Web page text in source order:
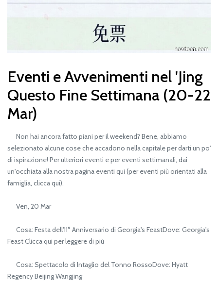
Eventi e Avvenimenti nel 'Jing
Questo Fine Settimana (20-22
Mar)
Non hai ancora fatto piani per il weekend? Bene, abbiamo
selezionato alcune cose che accadono nella capitale per darti un po'
di ispirazione! Per ulteriori eventi e per eventi settimanali, dai
un'occhiata alla nostra pagina eventi qui (per eventi più orientati alla
famiglia, clicca qui).
Ven, 20 Mar
Cosa: Festa dell'11° Anniversario di Georgia's FeastDove: Georgia's
Feast Clicca qui per leggere di più
Cosa: Spettacolo di Intaglio del Tonno RossoDove: Hyatt
Regency Beijing Wangjing